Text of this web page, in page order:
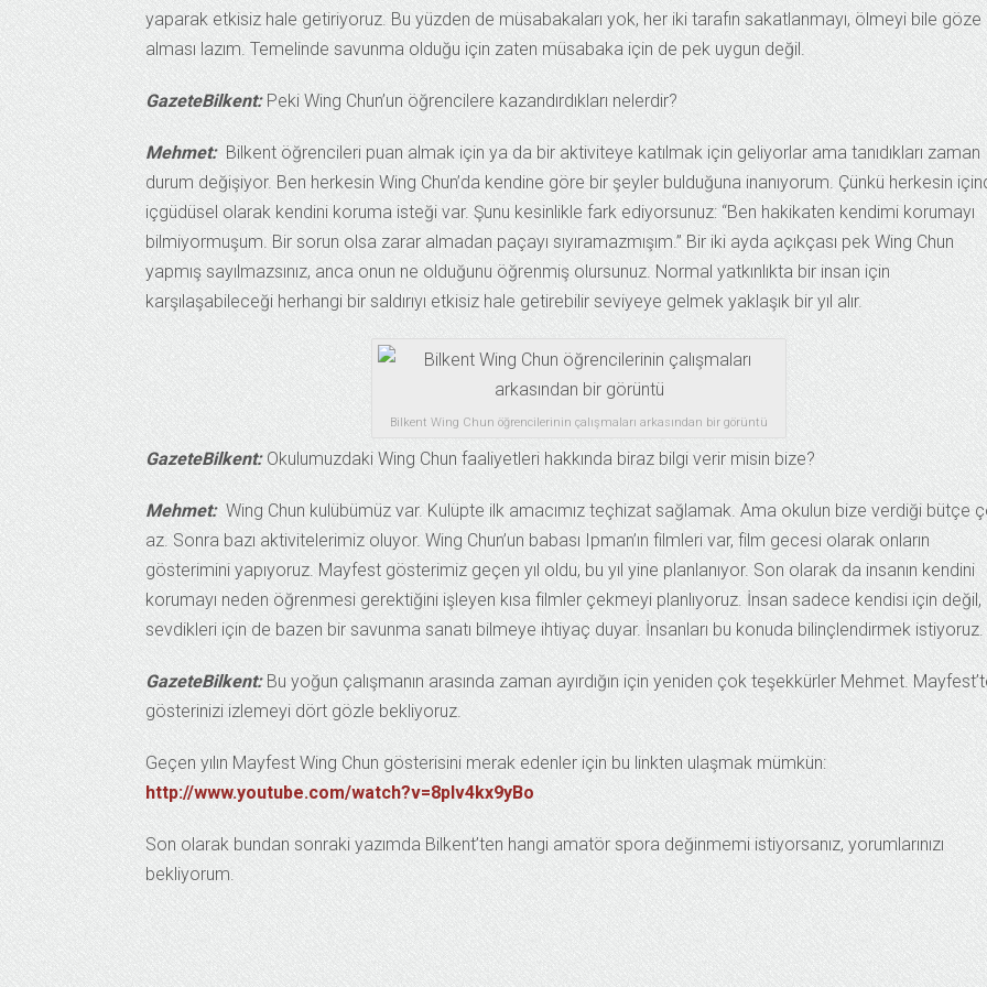
yaparak etkisiz hale getiriyoruz. Bu yüzden de müsabakaları yok, her iki tarafın sakatlanmayı, ölmeyi bile göze
alması lazım. Temelinde savunma olduğu için zaten müsabaka için de pek uygun değil.
GazeteBilkent:Peki Wing Chun’un öğrencilere kazandırdıkları nelerdir?
Mehmet:Bilkent öğrencileri puan almak için ya da bir aktiviteye katılmak için geliyorlar ama tanıdıkları zaman
durum değişiyor. Ben herkesin Wing Chun’da kendine göre bir şeyler bulduğuna inanıyorum. Çünkü herkesin
içgüdüsel olarak kendini koruma isteği var. Şunu kesinlikle fark ediyorsunuz: “Ben hakikaten kendimi korumayı
bilmiyormuşum. Bir sorun olsa zarar almadan paçayı sıyıramazmışım.” Bir iki ayda açıkçası pek Wing Chun
yapmış sayılmazsınız, anca onun ne olduğunu öğrenmiş olursunuz. Normal yatkınlıkta bir insan için
karşılaşabileceği herhangi bir saldırıyı etkisiz hale getirebilir seviyeye gelmek yaklaşık bir yıl alır.
Bilkent Wing Chun öğrencilerinin çalışmaları arkasından bir görüntü
GazeteBilkent:Okulumuzdaki Wing Chun faaliyetleri hakkında biraz bilgi verir misin bize?
Mehmet:Wing Chun kulübümüz var. Kulüpte ilk amacımız teçhizat sağlamak. Ama okulun bize verdiği bütçe
az. Sonra bazı aktivitelerimiz oluyor. Wing Chun’un babası Ipman’ın filmleri var, film gecesi olarak onların
gösterimini yapıyoruz. Mayfest gösterimiz geçen yıl oldu, bu yıl yine planlanıyor. Son olarak da insanın kendini
korumayı neden öğrenmesi gerektiğini işleyen kısa filmler çekmeyi planlıyoruz. İnsan sadece kendisi için değil,
sevdikleri için de bazen bir savunma sanatı bilmeye ihtiyaç duyar. İnsanları bu konuda bilinçlendirmek istiyoruz.
GazeteBilkent: Bu yoğun çalışmanın arasında zaman ayırdığın için yeniden çok teşekkürler Mehmet.
gösterinizi izlemeyi dört gözle bekliyoruz.
Geçen yılın Mayfest Wing Chun gösterisini merak edenler için bu linkten ulaşmak mümkün:
http://www.youtube.com/watch?v=8plv4kx9yBo
Son olarak bundan sonraki yazımda Bilkent’ten hangi amatör spora değinmemi istiyorsanız, yorumlarınızı
bekliyorum.